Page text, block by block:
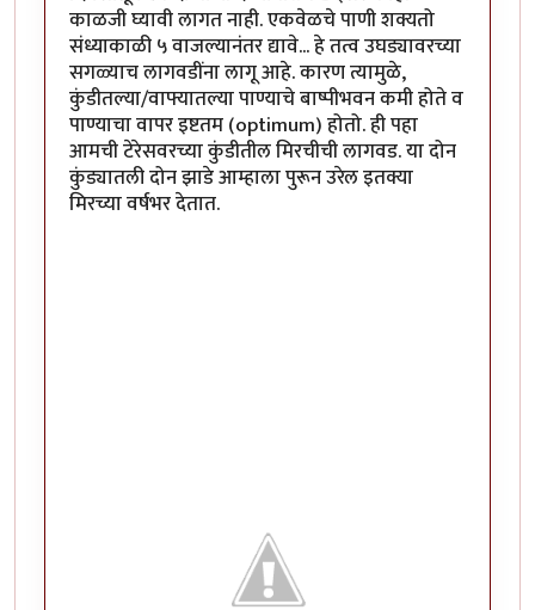
काळजी घ्यावी लागत नाही. एकवेळचे पाणी शक्यतो
संध्याकाळी ५ वाजल्यानंतर द्यावे... हे तत्व उघड्यावरच्या
सगळ्याच लागवडींना लागू आहे. कारण त्यामुळे,
कुंडीतल्या/वाफ्यातल्या पाण्याचे बाष्पीभवन कमी होते व
पाण्याचा वापर इष्टतम (optimum) होतो. ही पहा
आमची टेरेसवरच्या कुंडीतील मिरचीची लागवड. या दोन
कुंड्यातली दोन झाडे आम्हाला पुरून उरेल इतक्या
मिरच्या वर्षभर देतात.